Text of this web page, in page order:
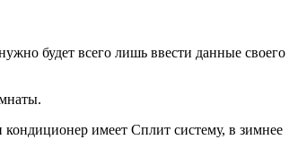
будет всего лишь ввести данные своего
имеет Сплит систему, в зимнее